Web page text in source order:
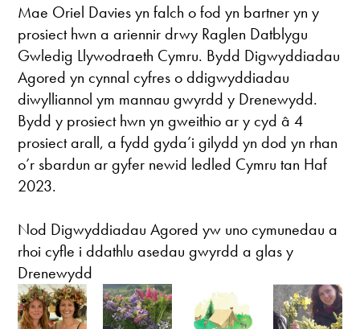
Mae Oriel Davies yn falch o fod yn bartner yn y
prosiect hwn a ariennir drwy Raglen Datblygu
Gwledig Llywodraeth Cymru. Bydd Digwyddiadau
Agored yn cynnal cyfres o ddigwyddiadau
diwylliannol ym mannau gwyrdd y Drenewydd.
Bydd y prosiect hwn yn gweithio ar y cyd â 4
prosiect arall, a fydd gyda’i gilydd yn dod yn rhan
o’r sbardun ar gyfer newid ledled Cymru tan Haf
2023.
Nod Digwyddiadau Agored yw uno cymunedau a
rhoi cyfle i ddathlu asedau gwyrdd a glas y
Drenewydd